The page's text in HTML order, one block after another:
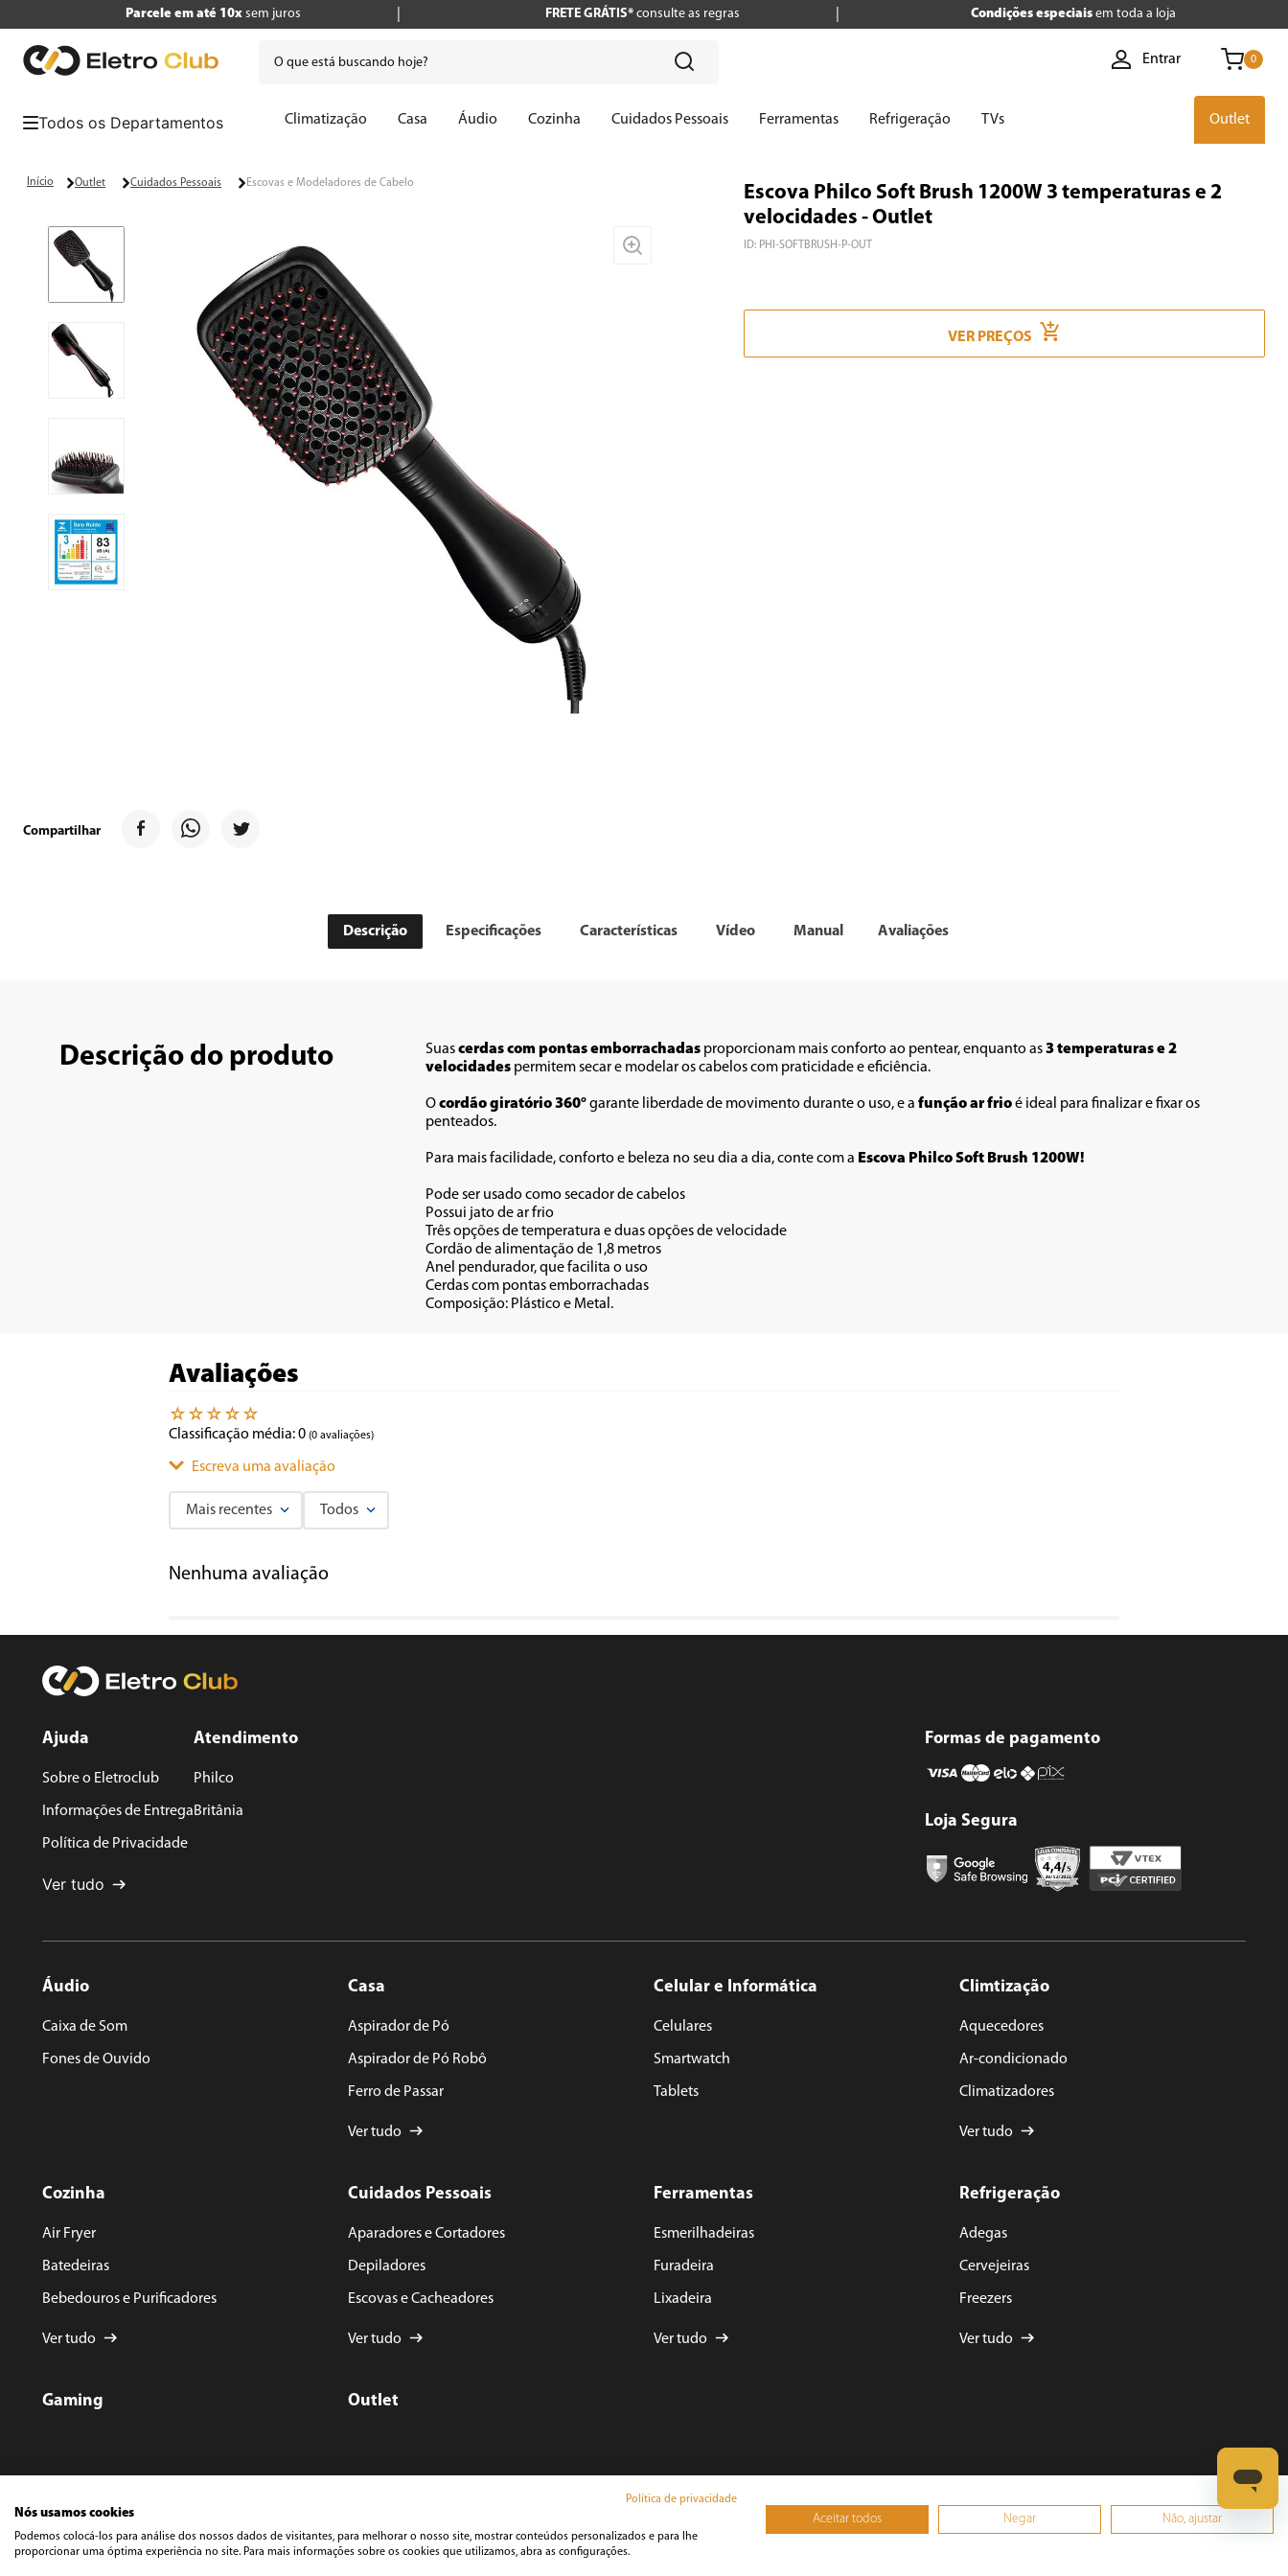
Parcele em até 10xsem juros FRETE GRÁTIS*consulte as regras Condições especiais em toda a loja
Entrar 0
Climatização Casa Áudio Cozinha Cuidados Pessoais Ferramentas Refrigeração TVs Outlet
Outlet Cuidados Pessoais Escovas e Modeladores de Cabelo
Compartilhar
Escova Philco Soft Brush 1200W 3 temperaturas e 2
velocidades - Outlet
ID: PHI-SOFTBRUSH-P-OUT
VER PREÇOS
Descrição Especificações Características Vídeo Manual Avaliações
Descrição do produto Suas cerdas com pontas emborrachadas proporcionam mais conforto ao pentear, enquanto as 3 temperaturas e 2
velocidades permitem secar e modelar os cabelos com praticidade e eficiência.
O cordão giratório 360° garante liberdade de movimento durante o uso, e a função ar frio é ideal para finalizar e fixar os
penteados.
Para mais facilidade, conforto e beleza no seu dia a dia, conte com a Escova Philco Soft Brush 1200W!
Pode ser usado como secador de cabelos
Possui jato de ar frio
Três opções de temperatura e duas opções de velocidade
Cordão de alimentação de 1,8 metros
Anel pendurador, que facilita o uso
Cerdas com pontas emborrachadas
Composição: Plástico e Metal.
Avaliações
☆ ☆ ☆ ☆ ☆
Classificação média: 0 (0 avaliações)
Escreva uma avaliação
Título
★★
Mais recentes Todos
Nenhuma avaliação
Ajuda
Sobre o Eletroclub
Informações de Entrega
Política de Privacidade
Ver tudo
Atendimento
Philco
Britânia
Formas de pagamento
Loja Segura
Áudio
Caixa de Som
Fones de Ouvido
Casa
Aspirador de Pó
Aspirador de Pó Robô
Ferro de Passar
Ver tudo
Celular e Informática
Celulares
Smartwatch
Tablets
Climtização
Aquecedores
Ar-condicionado
Climatizadores
Ver tudo
Cozinha
Air Fryer
Batedeiras
Bebedouros e Purificadores
Ver tudo
Cuidados Pessoais
Aparadores e Cortadores
Depiladores
Escovas e Cacheadores
Ver tudo
Ferramentas
Esmerilhadeiras
Furadeira
Lixadeira
Ver tudo
Refrigeração
Adegas
Cervejeiras
Freezers
Ver tudo
Gaming Outlet
©️ Copyright 2025 BRITÂNIA ECOM S.A. - Todos Direitos Reservados.
Rua Dona Francisca, N° 11.850 - Pirabeiraba - CEP: 89239-270 Joinville – SC - CNPJ: 59.971.342/0001-15
Política de privacidade
Nós usamos cookies
Podemos colocá-los para análise dos nossos dados de visitantes, para melhorar o nosso site, mostrar conteúdos personalizados e para lhe
proporcionar uma óptima experiência no site. Para mais informações sobre os cookies que utilizamos, abra as configurações.
Aceitar todos Negar Não, ajustar
4º
5º liquidificador
6º caixa som
7º cafeteira
8º panificadora
9º forno
10º ventilador